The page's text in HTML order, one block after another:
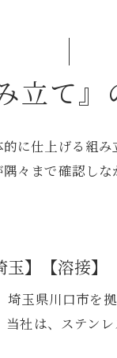
立て』
に仕上げる組
々まで確認し
】【溶接】
埼玉県川口市を
当社は、ステン